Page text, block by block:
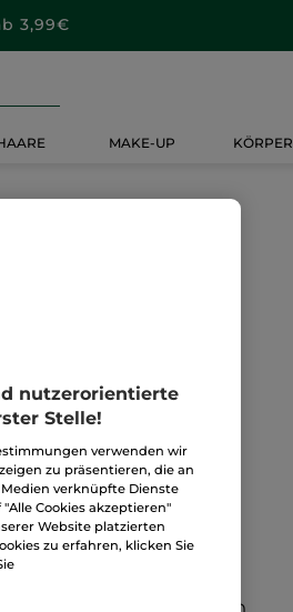
3,99€
MAKE-UP KÖRPER
nutzerorientierte
Stelle!
verwenden wir
zu präsentieren, die an
verknüpfte Dienste
Cookies akzeptieren"
Website platzierten
zu erfahren, klicken Sie